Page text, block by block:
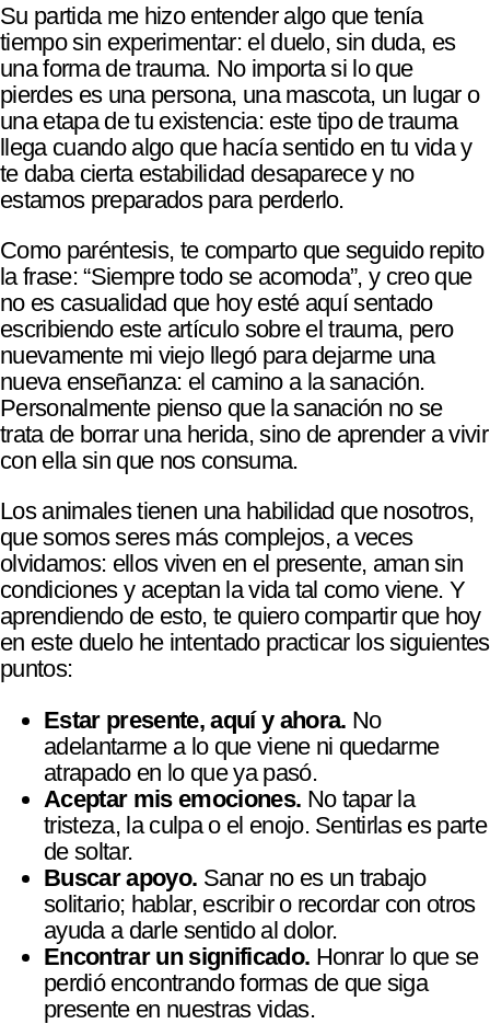
Su partida me hizo entender algo que tenía
tiempo sin experimentar: el duelo, sin duda, es
una forma de trauma. No importa si lo que
pierdes es una persona, una mascota, un lugar o
una etapa de tu existencia: este tipo de trauma
llega cuando algo que hacía sentido en tu vida y
te daba cierta estabilidad desaparece y no
estamos preparados para perderlo.
Como paréntesis, te comparto que seguido repito
la frase: “Siempre todo se acomoda”, y creo que
no es casualidad que hoy esté aquí sentado
escribiendo este artículo sobre el trauma, pero
nuevamente mi viejo llegó para dejarme una
nueva enseñanza: el camino a la sanación.
Personalmente pienso que la sanación no se
trata de borrar una herida, sino de aprender a vivir
con ella sin que nos consuma.
Los animales tienen una habilidad que nosotros,
que somos seres más complejos, a veces
olvidamos: ellos viven en el presente, aman sin
condiciones y aceptan la vida tal como viene. Y
aprendiendo de esto, te quiero compartir que hoy
en este duelo he intentado practicar los siguientes
puntos:
Estar presente, aquí y ahora. No
adelantarme a lo que viene ni quedarme
atrapado en lo que ya pasó.
Aceptar mis emociones. No tapar la
tristeza, la culpa o el enojo. Sentirlas es parte
de soltar.
Buscar apoyo. Sanar no es un trabajo
solitario; hablar, escribir o recordar con otros
ayuda a darle sentido al dolor.
Encontrar un significado. Honrar lo que se
perdió encontrando formas de que siga
presente en nuestras vidas.